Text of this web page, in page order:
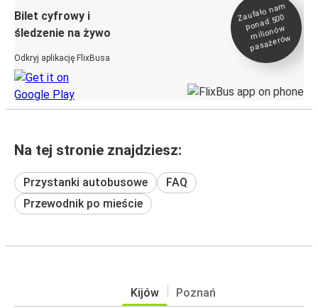
Bilet cyfrowy i
śledzenie na żywo
Odkryj aplikację FlixBusa
Zaufało na
m
ponad 500
milionó
w
pasażeró
w
Na tej stronie znajdziesz:
Przystanki autobusowe
FAQ
Przewodnik po mieście
Kijów Poznań